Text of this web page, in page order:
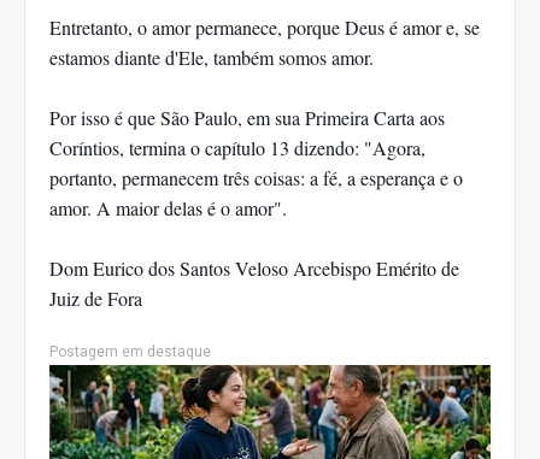
Entretanto, o amor permanece, porque Deus é amor e, se
estamos diante d'Ele, também somos amor.
Por isso é que São Paulo, em sua Primeira Carta aos
Coríntios, termina o capítulo 13 dizendo: "Agora,
portanto, permanecem três coisas: a fé, a esperança e o
amor. A maior delas é o amor".
Dom Eurico dos Santos Veloso Arcebispo Emérito de
Juiz de Fora
Postagem em destaque